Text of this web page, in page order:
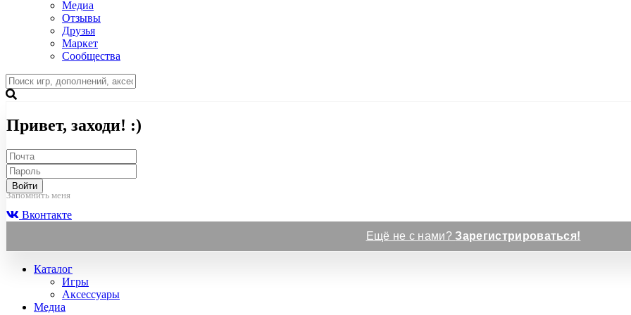
Медиа
Отзывы
Друзья
Маркет
Сообщества
Привет, заходи! :)
Войти
Запомнить меня
Вконтакте
Ещё не с нами?Зарегистрироваться!
Каталог
Игры
Аксессуары
Медиа